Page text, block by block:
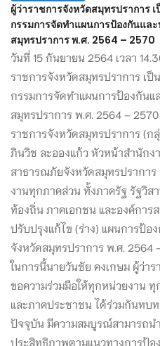
ผู้ว่าราชการจังหวัดสมุทรปราการ
กรรมการจัดทำแผนการป้องกันแล
สมุทรปราการ พ.ศ. 2564 – 2570
วันที่ 15 กันยายน 2564 เวลา
ราชการจังหวัดสมุทรปราการ เ
กรรมการจัดทำแผนการป้องกันแ
สมุทรปราการ พ.ศ. 2564 –
ราชการจังหวัดสมุทรปราการ (
ภินวิช ละอองแก้ว หัวหน้าสำนักง
สาธารณภัยจังหวัดสมุทรปรากา
งานทุกภาคส่วน ทั้งภาครัฐ รัฐวิส
ท้องถิ่น ภาคเอกชน และองค์การ
ปรับปรุงแก้ไข (ร่าง) แผนการป้อ
จังหวัดสมุทรปราการ พ.ศ. 2564
ในการนี้นายวันชัย คงเกษม ผู้ว่า
ขอความร่วมมือให้ทุกหน่วยงาน
และภาคประชาชน ได้ร่วมกันทบ
ปัจจุบัน มีความสมบูรณ์สามารถน
ประสิทธิภาพตามแนวทางการป้อ